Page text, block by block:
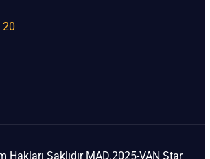
20
Hakları Saklıdır MAD.2025-VAN Star